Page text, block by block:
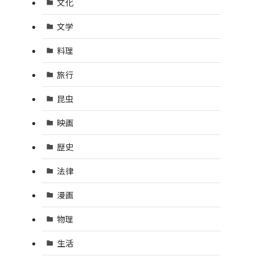
文学
料理
旅行
昆虫
映画
歴史
法律
漫画
物理
生活